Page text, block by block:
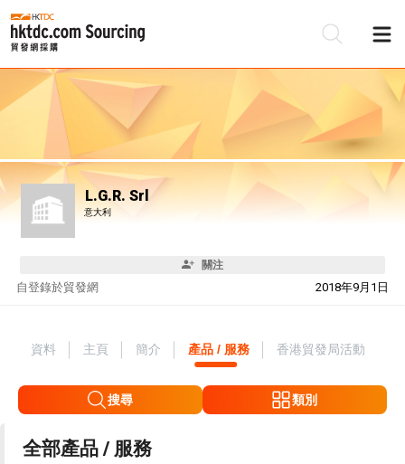
L.G.R. Srl
意大利
關注
自 2018年9月1日
登錄於貿發網
資料 主頁 簡介 產品 / 服務 香港貿發局活動
搜尋 類別
全部產品 / 服務